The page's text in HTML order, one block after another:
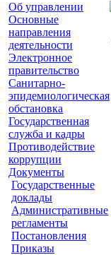
Об управлении
Основные
направления
деятельности
Электронное
правительство
Санитарно-
эпидемиологическая
обстановка
Государственная
служба и кадры
Противодействие
коррупции
Документы
Государственные
доклады
Административные
регламенты
Постановления
Приказы